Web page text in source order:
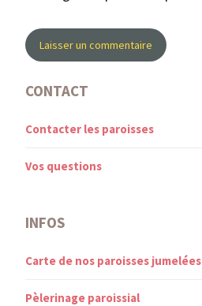
CONTACT
Contacter les paroisses
Vos questions
INFOS
Carte de nos paroisses jumelées
Pèlerinage paroissial